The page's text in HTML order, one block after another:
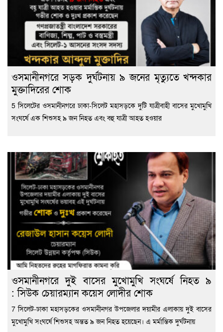
ওসমানীনগরে সড়ক দুর্ঘটনায় ৯ জনের মৃত্যুতে খন্দকার
মুক্তাদিরের শোক
5 সিলেটের ওসমানীনগরে ঢাকা-সিলেট মহাসড়কে দুটি যাত্রীবাহী বাসের মুখোমুখি
সংঘর্ষে এক শিশুসহ ৯ জন নিহত এবং বহু যাত্রী আহত হওয়ার
ওসমানীনগরে দুই বাসের মুখোমুখি সংঘর্ষে নিহত ৯
: সিউক চেয়ারম্যান কয়েস লোদীর শোক
7 সিলেট-ঢাকা মহাসড়কের ওসমানীনগর উপজেলার দয়ামীর এলাকায় দুই বাসের
মুখোমুখি সংঘর্ষে শিশুসহ অন্তত ৯ জন নিহত হয়েছেন। এ মর্মান্তিক দুর্ঘটনায়